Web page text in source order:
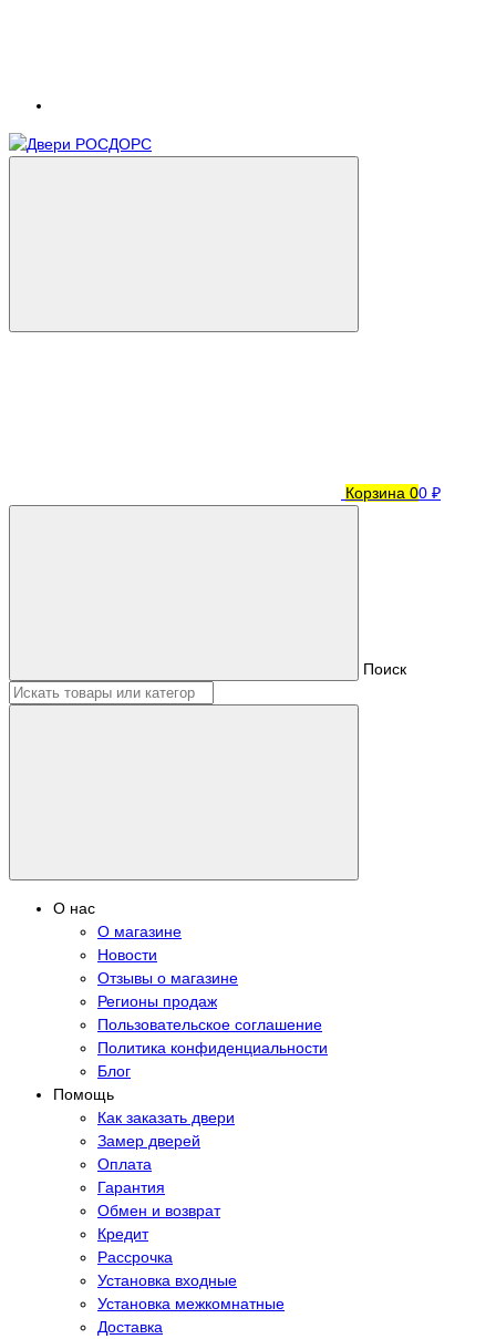
Корзина 00 ₽
Поиск
О нас
О магазине
Новости
Отзывы о магазине
Регионы продаж
Пользовательское соглашение
Политика конфиденциальности
Блог
Помощь
Как заказать двери
Замер дверей
Оплата
Гарантия
Обмен и возврат
Кредит
Рассрочка
Установка входные
Установка межкомнатные
Доставка